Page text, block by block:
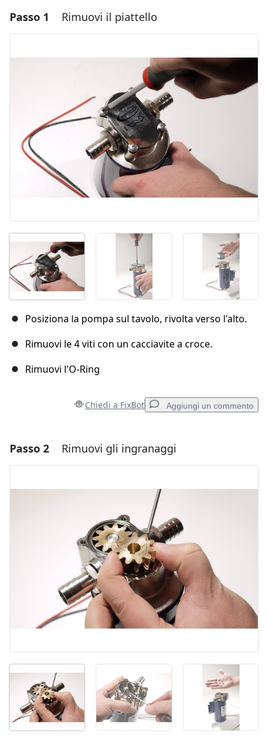
Passo 1 Rimuovi il piattello
Posiziona la pompa sul tavolo, rivolta verso l'alto.
Rimuovi le 4 viti con un cacciavite a croce.
Rimuovi l'O-Ring
Chiedi a FixBot Aggiungi un commento
Aggiungi un commento
Annulla Pubblica commento
Passo 2 Rimuovi gli ingranaggi